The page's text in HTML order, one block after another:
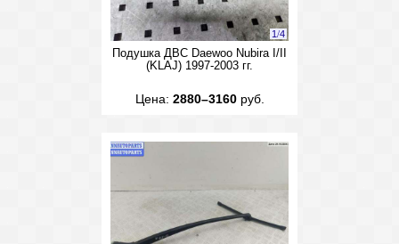
1/4
Подушка ДВС Daewoo Nubira I/II
(KLAJ) 1997-2003 гг.
Цена: 2880–3160руб.